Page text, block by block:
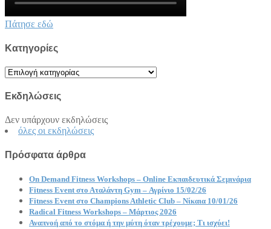
Πάτησε εδώ
Kατηγορίες
Kατηγορίες
Εκδηλώσεις
Δεν υπάρχουν εκδηλώσεις
όλες οι εκδηλώσεις
Πρόσφατα άρθρα
On Demand Fitness Workshops – Online Εκπαιδευτικά Σεμινάρια
Fitness Event στο Αταλάντη Gym – Αγρίνιο 15/02/26
Fitness Event στο Champions Athletic Club – Νίκαια 10/01/26
Radical Fitness Workshops – Μάρτιος 2026
Αναπνοή από το στόμα ή την μύτη όταν τρέχουμε; Τι ισχύει!